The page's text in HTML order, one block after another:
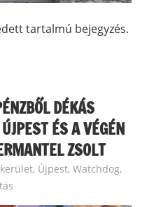
tartalmú bejegyzés.
DÉKÁS
ÉS A VÉGÉN
ZSOLT
Újpest, Watchdog,